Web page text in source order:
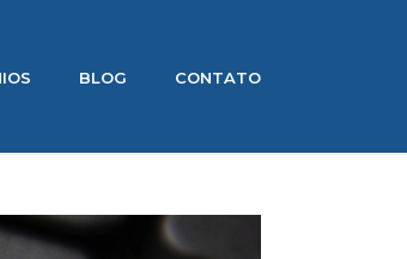
BLOG CONTATO